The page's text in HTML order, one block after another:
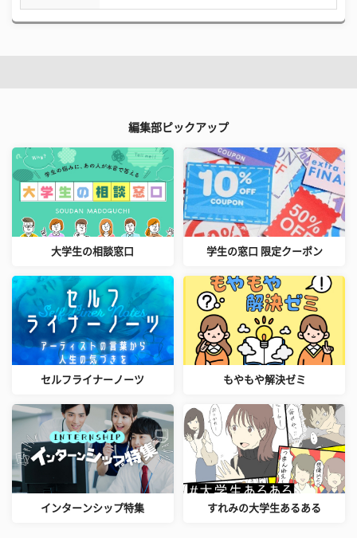
編集部ピックアップ
大学生の相談窓口 学生の窓口 限定クーポン
セルフライナーノーツ もやもや解決ゼミ
インターンシップ特集 すれみの大学生あるある